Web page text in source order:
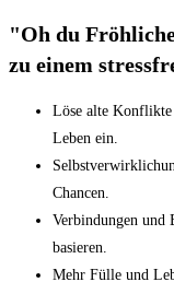
"Oh du
zu einem
Löse alte
Leben ein.
Chancen.
Verbindungen und
basieren.
Mehr Fülle und